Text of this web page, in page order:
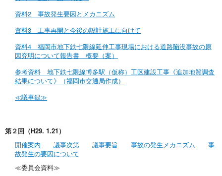
資料2 事故発生要因とメカニズム
資料3 工事再開と今後の設計施工に向けて
資料4 福岡市地下鉄七隈線延伸工事現場における道路陥没事故の原
因究明について報告書 概要（案）
参考資料 地下鉄七隈線博多駅（仮称）工区建設工事《追加地質調査
結果について》（福岡市交通局作成）
≪議事録≫
第２回（H29. 1.21）
開催案内
議事次第 議事要旨 事故の発生メカニズム
事
故発生の要因について
≪委員会資料≫